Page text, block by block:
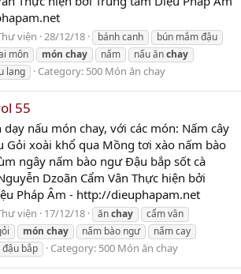
viện 28/12/18 bánh canh
bún mắm đậu
môn món chay nấm nấu ănchay
lang Category: 500 Món ăn chay
55
nấu món chay, với các món: Nấm cây
Gỏi xoài khổ qua Mồng tơi xào nấm bào
ngây nấm bào ngư Đậu bắp sốt cà
Dzoãn Cẩm Vân Thực hiện bởi
Pháp Âm - http://dieuphapam.net
viện 17/12/18 ănchay
cẩm vân
món chay nấm bào ngư
nấm cay
đậu bắp Category: 500 Món ăn chay